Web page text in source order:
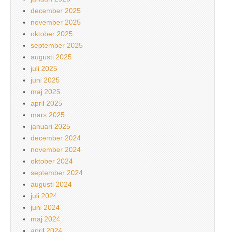
december 2025
november 2025
oktober 2025
september 2025
augusti 2025
juli 2025
juni 2025
maj 2025
april 2025
mars 2025
januari 2025
december 2024
november 2024
oktober 2024
september 2024
augusti 2024
juli 2024
juni 2024
maj 2024
april 2024